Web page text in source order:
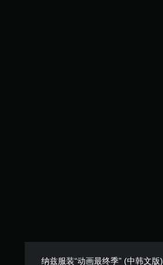
纳兹服装“动画最终季” (中韩文版)